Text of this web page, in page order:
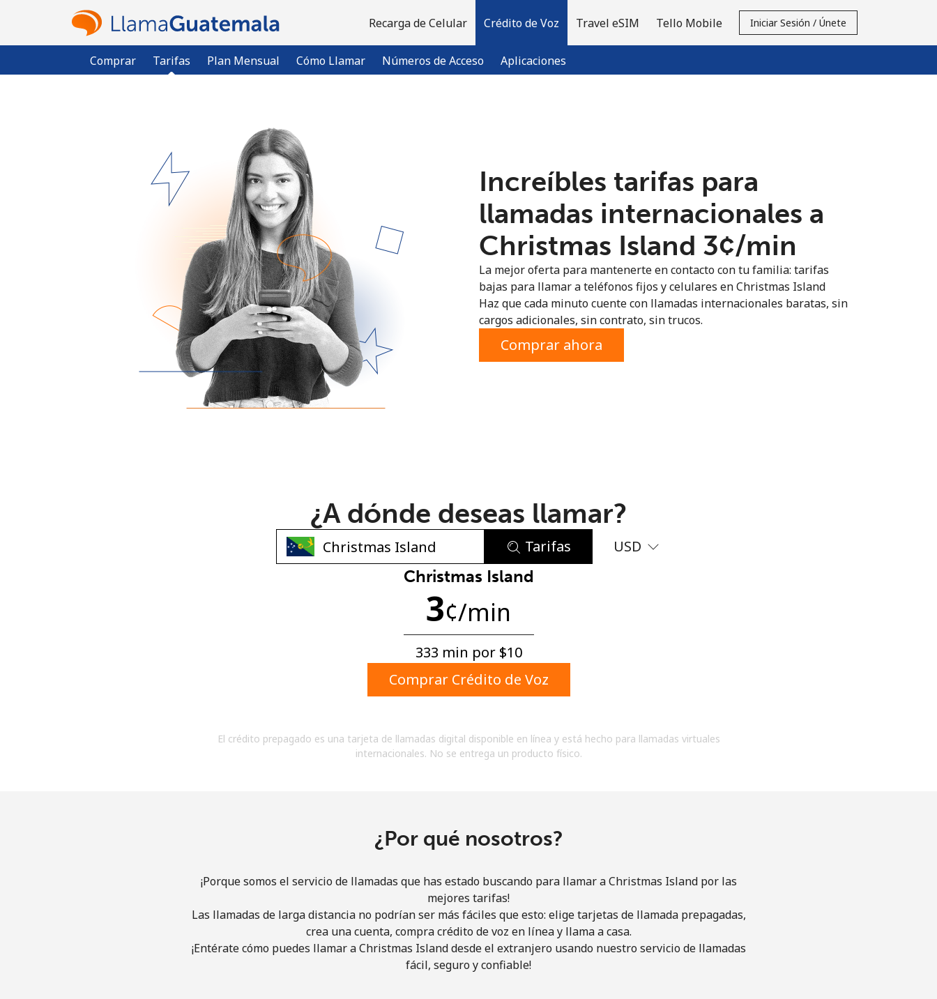
Recarga de Celular Crédito de Voz
Comprar Tarifas Plan Mensual Cómo Llamar Números de Acceso Aplicaciones
Travel eSIM Tello Mobile Iniciar Sesión / Únete
¿Ya tienes una cuenta? Inicia sesión →
Regístrate con
No se ha creado una contraseña
Mínimo 8 caracteres
Una letra mayúscula y una minúscula
Un caracter especial
acuerdo con estos
Términos y condiciones.
Únete
¡Hola!
Increíbles tarifas para
llamadas internacionales a
Christmas Island ⁦3¢⁩/min
La mejor oferta para mantenerte en contacto con tu familia: tarifas
bajas para llamar a teléfonos fijos y celulares en Christmas Island
Haz que cada minuto cuente con llamadas internacionales baratas, sin
cargos adicionales, sin contrato, sin trucos.
Comprar ahora
¿A dónde deseas llamar?
Tarifas USD
Christmas Island
3¢/min
333 min por ⁦$10⁩
Comprar Crédito de Voz
El crédito prepagado es una tarjeta de llamadas digital disponible en línea y está hecho para llamadas virtuales
internacionales. No se entrega un producto físico.
¿Por qué nosotros?
¡Porque somos el servicio de llamadas que has estado buscando para llamar a Christmas Island por las
mejores tarifas!
Las llamadas de larga distancia no podrían ser más fáciles que esto: elige tarjetas de llamada prepagadas,
crea una cuenta, compra crédito de voz en línea y llama a casa.
¡Entérate cómo puedes llamar a Christmas Island desde el extranjero usando nuestro servicio de llamadas
fácil, seguro y confiable!